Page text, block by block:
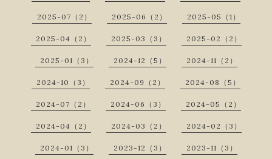
2025-07（2） 2025-06（2） 2025-05（1）
2025-04（2） 2025-03（3） 2025-02（2）
2025-01（3） 2024-12（5） 2024-11（2）
2024-10（3） 2024-09（2） 2024-08（5）
2024-07（2） 2024-06（3） 2024-05（2）
2024-04（2） 2024-03（2） 2024-02（3）
2024-01（3） 2023-12（3） 2023-11（3）